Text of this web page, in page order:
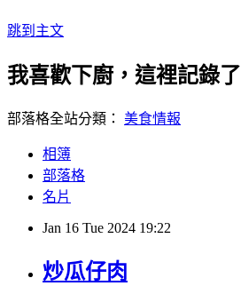
跳到主文
我喜歡下廚，這裡記錄
部落格全站分類： 美食情報
相簿
部落格
名片
Jan 16 Tue 2024 19:22
炒瓜仔肉